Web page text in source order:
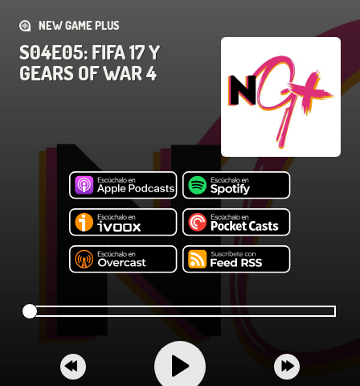
NEW GAME PLUS
S04E05: FIFA 17 Y
GEARS OF WAR 4